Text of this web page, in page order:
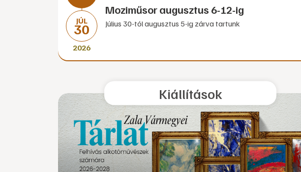
JÚL
30
2026
Moziműsor augusztus 6-12-ig
Július 30-tól augusztus 5-ig zárva tartunk
Kiállítások